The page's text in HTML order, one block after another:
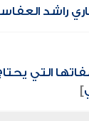
راشد
التي يحتاج
]